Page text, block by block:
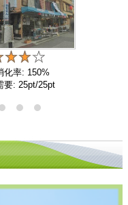
化率: 150%
要: 25pt/25pt